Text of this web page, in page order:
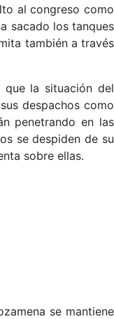
al congreso como
sacado los tanques
también a través
que la situación del
despachos como
penetrando en las
se despiden de su
sobre ellas.
se mantiene